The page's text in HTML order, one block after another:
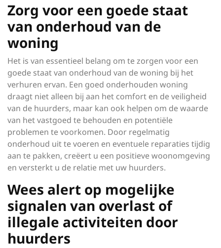
Zorg voor een goede staat
van onderhoud van de
woning
Het is van essentieel belang om te zorgen voor een
goede staat van onderhoud van de woning bij het
verhuren ervan. Een goed onderhouden woning
draagt niet alleen bij aan het comfort en de veiligheid
van de huurders, maar kan ook helpen om de waarde
van het vastgoed te behouden en potentiële
problemen te voorkomen. Door regelmatig
onderhoud uit te voeren en eventuele reparaties tijdig
aan te pakken, creëert u een positieve woonomgeving
en versterkt u de relatie met uw huurders.
Wees alert op mogelijke
signalen van overlast of
illegale activiteiten door
huurders